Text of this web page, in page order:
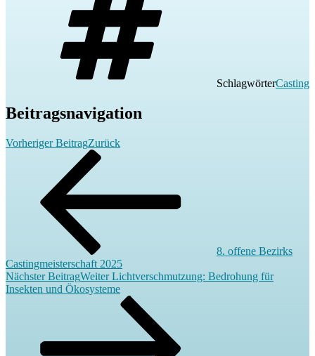
SchlagwörterCasting
Beitragsnavigation
Vorheriger BeitragZurück
8. offene Bezirks
Castingmeisterschaft 2025
Nächster BeitragWeiter Lichtverschmutzung: Bedrohung für
Insekten und Ökosysteme